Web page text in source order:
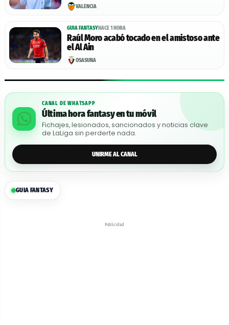
VALENCIA
GUIA FANTASYHACE 1 HORA
Raúl Moro acabó tocado en el amistoso ante
el Al Ain
OSASUNA
CANAL DE WHATSAPP
Última hora fantasy en tu móvil
Fichajes, lesionados, sancionados y noticias clave
de LaLiga sin perderte nada.
UNIRME AL CANAL
GUIA FANTASY
Publicidad